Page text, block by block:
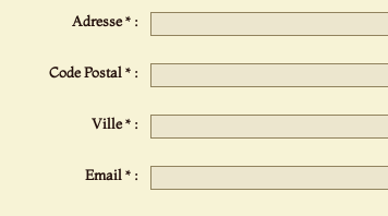
Adresse * :
Code Postal * :
Ville * :
Email * :